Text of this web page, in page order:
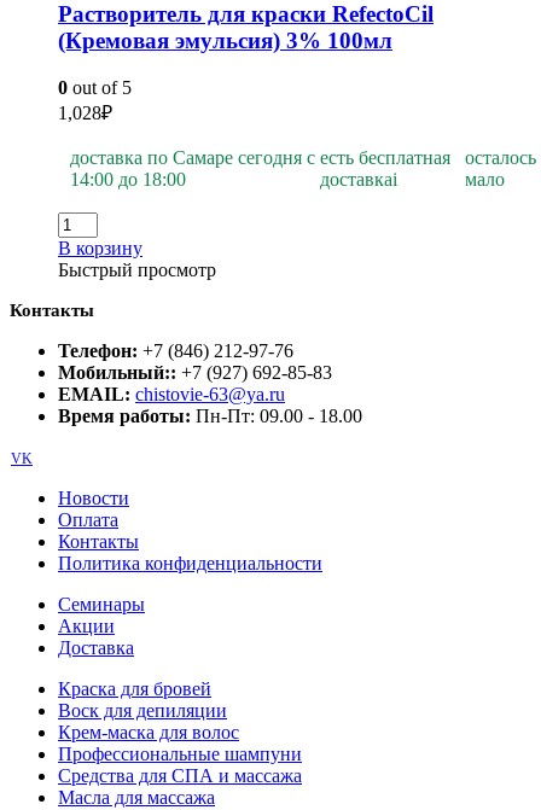
Растворитель для краски RefectoCil
(Кремовая эмульсия) 3% 100мл
0 out of 5
1,028₽
доставка по Самаре сегодня с
14:00 до 18:00
есть бесплатная
доставкаi
осталось
мало
В корзину
Быстрый просмотр
Контакты
Телефон: +7 (846) 212-97-76
Мобильный:: +7 (927) 692-85-83
EMAIL: chistovie-63@ya.ru
Время работы: Пн-Пт: 09.00 - 18.00
VK
Новости
Оплата
Контакты
Политика конфиденциальности
Семинары
Акции
Доставка
Краска для бровей
Воск для депиляции
Крем-маска для волос
Профессиональные шампуни
Средства для СПА и массажа
Масла для массажа